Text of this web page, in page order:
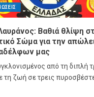
Βαθιά θλίψη
Σώμα για την
μας
από τη διπλή
τη ζωή σε τρεις